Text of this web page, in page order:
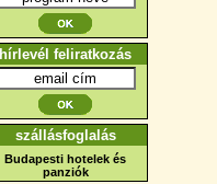
hírlevél feliratkozás
szállásfoglalás
Budapesti hotelek és
panziók